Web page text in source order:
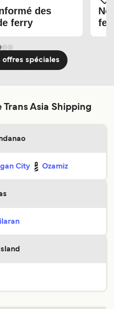
des
ferry
offres spéciales
Asia Shipping
City Ozamiz